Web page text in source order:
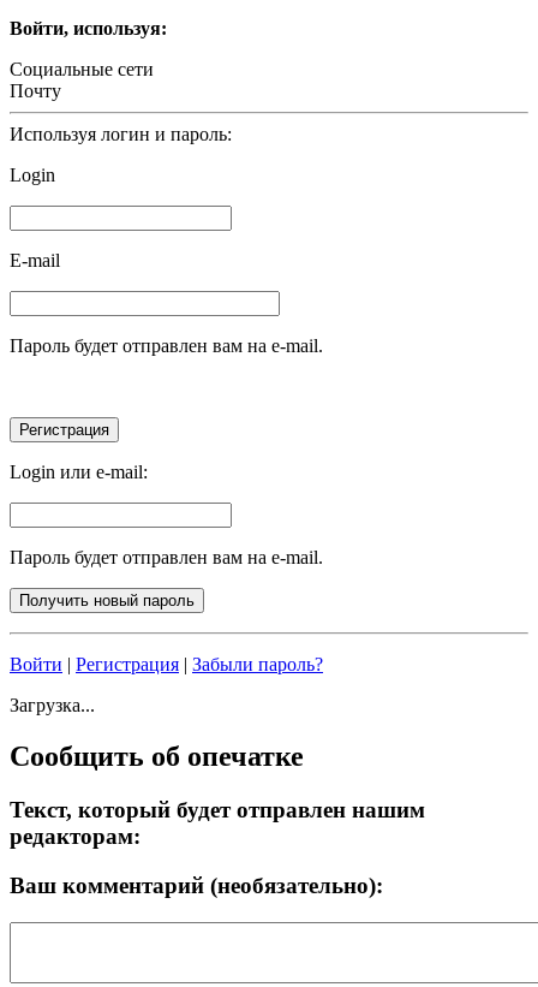
Войти, используя:
Социальные сети
Почту
Используя логин и пароль:
Login
E-mail
Пароль будет отправлен вам на e-mail.
Login или e-mail:
Пароль будет отправлен вам на e-mail.
Войти Регистрация
Забыли пароль?
Загрузка...
Сообщить об опечатке
Текст, который будет отправлен нашим
редакторам:
Ваш комментарий (необязательно):